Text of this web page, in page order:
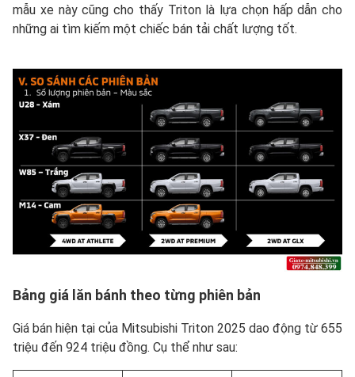
mẫu xe này cũng cho thấy Triton là lựa chọn hấp dẫn cho
những ai tìm kiếm một chiếc bán tải chất lượng tốt.
Bảng giá lăn bánh theo từng phiên bản
Giá bán hiện tại của Mitsubishi Triton 2025 dao động từ 655
triệu đến 924 triệu đồng. Cụ thể như sau: